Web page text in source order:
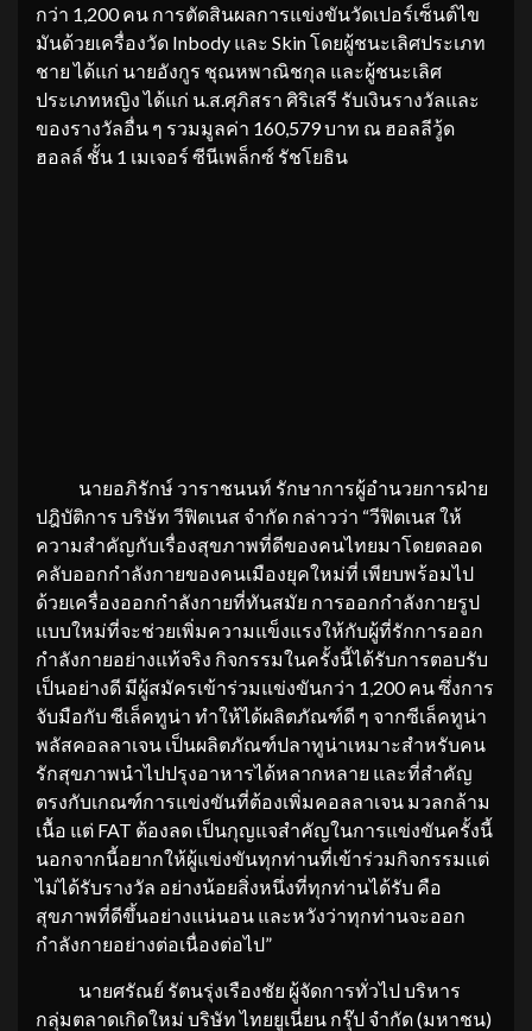
กว่า 1,200 คน การตัดสินผลการแข่งขันวัดเปอร์เซ็นต์ไข
มันด้วยเครื่องวัด Inbody และ Skin โดยผู้ชนะเลิศประเภท
ชาย ได้แก่ นายอังกูร ชุณหพาณิชกุล และผู้ชนะเลิศ
ประเภทหญิง ได้แก่ น.ส.ศุภิสรา ศิริเสรี รับเงินรางวัลและ
ของรางวัลอื่น ๆ รวมมูลค่า 160,579 บาท ณ ฮอลลีวู้ด
ฮอลล์ ชั้น 1 เมเจอร์ ซีนีเพล็กซ์ รัชโยธิน
นายอภิรักษ์ วาราชนนท์ รักษาการผู้อำนวยการฝ่าย
ปฎิบัติการ บริษัท วีฟิตเนส จำกัด กล่าวว่า “วีฟิตเนส ให้
ความสำคัญกับเรื่องสุขภาพที่ดีของคนไทยมาโดยตลอด
คลับออกกำลังกายของคนเมืองยุคใหม่ที่ เพียบพร้อมไป
ด้วยเครื่องออกกำลังกายที่ทันสมัย การออกกำลังกายรูป
แบบใหม่ที่จะช่วยเพิ่มความแข็งแรงให้กับผู้ที่รักการออก
กำลังกายอย่างแท้จริง กิจกรรมในครั้งนี้ได้รับการตอบรับ
เป็นอย่างดี มีผู้สมัครเข้าร่วมแข่งขันกว่า 1,200 คน ซึ่งการ
จับมือกับ ซีเล็คทูน่า ทำให้ได้ผลิตภัณฑ์ดี ๆ จากซีเล็คทูน่า
พลัสคอลลาเจน เป็นผลิตภัณฑ์ปลาทูน่าเหมาะสำหรับคน
รักสุขภาพนำไปปรุงอาหารได้หลากหลาย และที่สำคัญ
ตรงกับเกณฑ์การแข่งขันที่ต้องเพิ่มคอลลาเจน มวลกล้าม
เนื้อ แต่ FAT ต้องลด เป็นกุญแจสำคัญในการแข่งขันครั้งนี้
นอกจากนี้อยากให้ผู้แข่งขันทุกท่านที่เข้าร่วมกิจกรรมแต่
ไม่ได้รับรางวัล อย่างน้อยสิ่งหนึ่งที่ทุกท่านได้รับ คือ
สุขภาพที่ดีขึ้นอย่างแน่นอน และหวังว่าทุกท่านจะออก
กำลังกายอย่างต่อเนื่องต่อไป”
นายศรัณย์ รัตนรุ่งเรืองชัย ผู้จัดการทั่วไป บริหาร
กลุ่มตลาดเกิดใหม่ บริษัท ไทยยูเนี่ยน กรุ๊ป จำกัด (มหาชน)